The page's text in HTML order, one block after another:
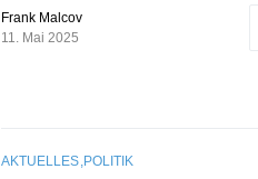
Frank Malcov
11. Mai 2025
AKTUELLES POLITIK